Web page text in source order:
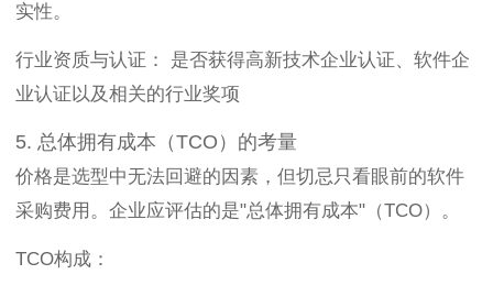
实性。
行业资质与认证： 是否获得高新技术企业认证、软件企
业认证以及相关的行业奖项
5. 总体拥有成本（TCO）的考量
价格是选型中无法回避的因素，但切忌只看眼前的软件
采购费用。企业应评估的是"总体拥有成本"（TCO）。
TCO构成：